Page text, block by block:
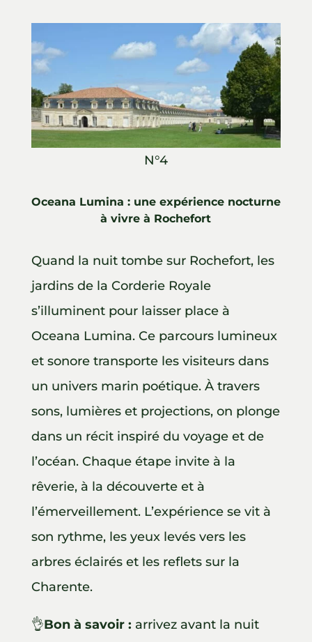
N°4
Oceana Lumina : une expérience nocturne
à vivre à Rochefort
Quand la nuit tombe sur Rochefort, les
jardins de la Corderie Royale
s’illuminent pour laisser place à
Oceana Lumina. Ce parcours lumineux
et sonore transporte les visiteurs dans
un univers marin poétique. À travers
sons, lumières et projections, on plonge
dans un récit inspiré du voyage et de
l’océan. Chaque étape invite à la
rêverie, à la découverte et à
l’émerveillement. L’expérience se vit à
son rythme, les yeux levés vers les
arbres éclairés et les reflets sur la
Charente.
👌Bon à savoir : arrivez avant la nuit